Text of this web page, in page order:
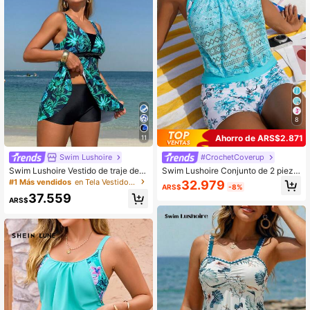
11
Swim Lushoire
Swim Lushoire Vestido de traje de b
año de mujer de unicolor con parch
verano
#1 Más vendidos en Tela Vestidos de baño para mujeres
ARS$37.559
8
Ahorro de ARS$2.871
#CrochetCoverup
Swim Lushoire Conjunto de 2 pieza
s para playa, Top de tankini con est
ampado floral aleatorio y control del
cillo para mujer
ARS$32.979 -8%